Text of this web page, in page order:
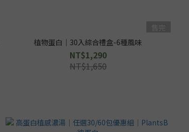
植物蛋白｜30入綜合禮盒-6種風味
NT$1,290
NT$1,650